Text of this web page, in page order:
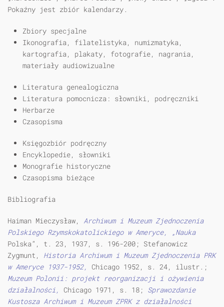
Pokaźny jest zbiór kalendarzy.
Zbiory specjalne
Ikonografia, filatelistyka, numizmatyka,
kartografia, plakaty, fotografie, nagrania,
materiały audiowizualne
Literatura genealogiczna
Literatura pomocnicza: słowniki, podręczniki
Herbarze
Czasopisma
Księgozbiór podręczny
Encyklopedie, słowniki
Monografie historyczne
Czasopisma bieżące
Bibliografia
Haiman Mieczysław, Archiwum i Muzeum Zjednoczenia
Polskiego Rzymskokatolickiego w Ameryce, „Nauka
Polska”, t. 23, 1937, s. 196-200; Stefanowicz
Zygmunt, Historia Archiwum i Muzeum Zjednoczenia PRK
w Ameryce 1937-1952, Chicago 1952, s. 24, ilustr.;
Muzeum Polonii: projekt reorganizacji i ożywienia
działalności, Chicago 1971, s. 18; Sprawozdanie
Kustosza Archiwum i Muzeum ZPRK z działalności